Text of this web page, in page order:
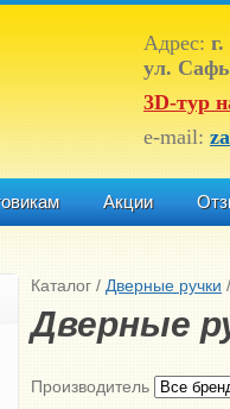
Адрес:
ул.
3D-тур
e-mail:
Акции
Каталог / Дверные ручки
Дверные
Производитель